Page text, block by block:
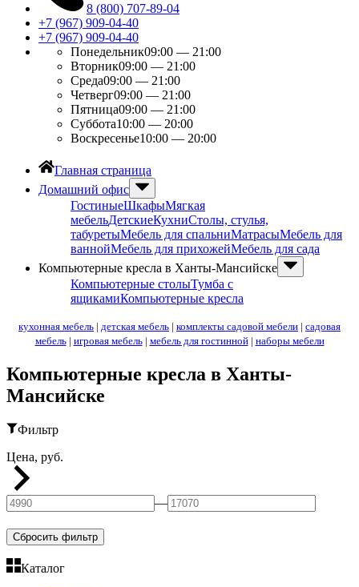
8 (800) 707-89-04
+7 (967) 909-04-40
+7 (967) 909-04-40
Понедельник09:00 — 21:00
Вторник09:00 — 21:00
Среда09:00 — 21:00
Четверг09:00 — 21:00
Пятница09:00 — 21:00
Суббота10:00 — 20:00
Воскресенье10:00 — 20:00
Главная страница
Домашний офис
ГостиныеШкафыМягкая
мебельДетскиеКухниСтолы, стулья,
табуретыМебель для спальниМатрасыМебель для
ваннойМебель для прихожейМебель для сада
Компьютерные кресла в Ханты-Мансийске
Компьютерные столыТумба с
ящикамиКомпьютерные кресла
кухонная мебель | детская мебель | комплекты садовой мебели | садовая
мебель| игровая мебель| мебель для гостинной| наборы мебели
Компьютерные кресла в Ханты-
Мансийске
Фильтр
Цена, руб.
—
Сбросить фильтр
Каталог